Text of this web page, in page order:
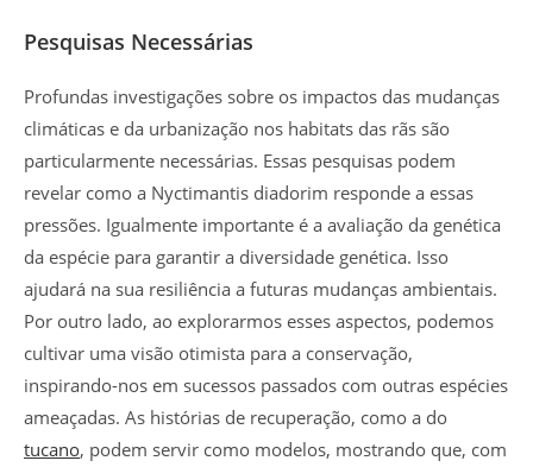
Pesquisas Necessárias
Profundas investigações sobre os impactos das mudanças
climáticas e da urbanização nos habitats das rãs são
particularmente necessárias. Essas pesquisas podem
revelar como a Nyctimantis diadorim responde a essas
pressões. Igualmente importante é a avaliação da genética
da espécie para garantir a diversidade genética. Isso
ajudará na sua resiliência a futuras mudanças ambientais.
Por outro lado, ao explorarmos esses aspectos, podemos
cultivar uma visão otimista para a conservação,
inspirando-nos em sucessos passados com outras espécies
ameaçadas. As histórias de recuperação, como a do
tucano, podem servir como modelos, mostrando que, com